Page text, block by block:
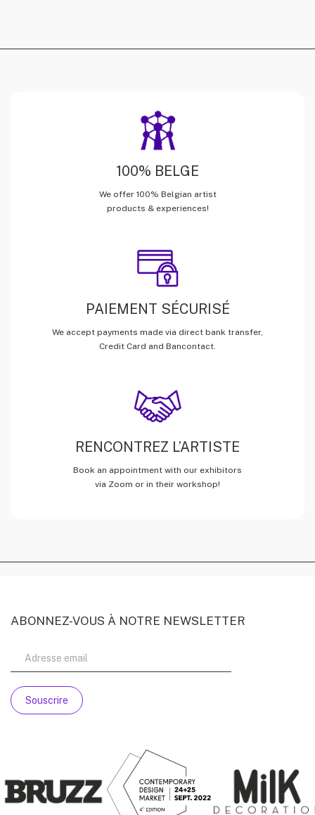
100% BELGE
We offer 100% Belgian artist
products & experiences!
PAIEMENT SÉCURISÉ
We accept payments made via direct bank transfer,
Credit Card and Bancontact.
RENCONTREZ L’ARTISTE
Book an appointment with our exhibitors
via Zoom or in their workshop!
ABONNEZ-VOUS À NOTRE NEWSLETTER